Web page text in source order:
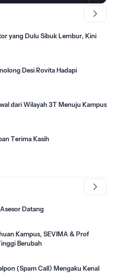
yang Dulu Sibuk Lembur, Kini
Desi Rovita Hadapi
dari Wilayah 3T Menuju Kampus
Terima Kasih
Datang
Kampus, SEVIMA & Prof
Berubah
(Spam Call) Mengaku Kenal